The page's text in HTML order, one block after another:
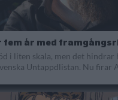
fem år med
i liten skala, men det
Untappdlistan. Nu firar